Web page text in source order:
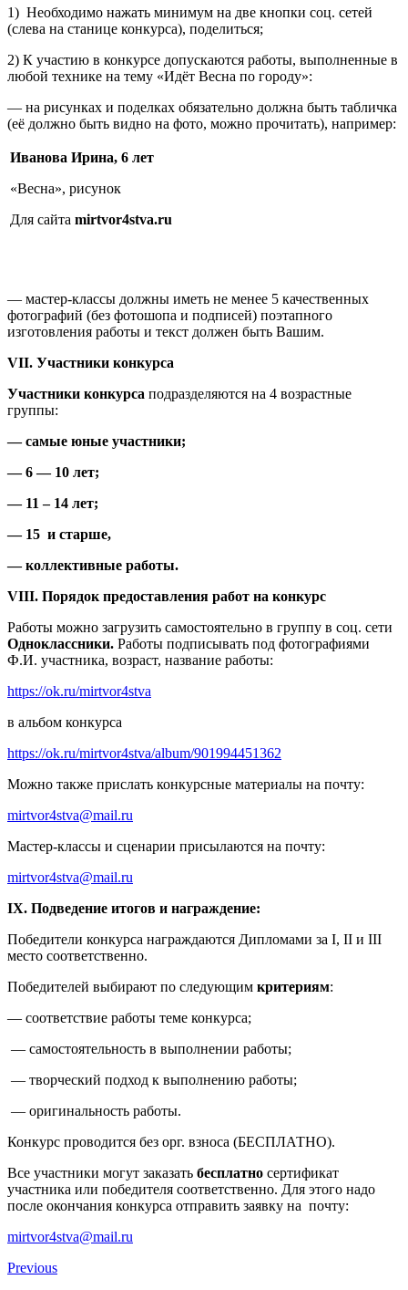
1) Необходимо нажать минимум на две кнопки соц. сетей
(слева на станице конкурса), поделиться;
2) К участию в конкурсе допускаются работы, выполненные в
любой технике на тему «Идёт Весна по городу»:
— на рисунках и поделках обязательно должна быть табличка
(её должно быть видно на фото, можно прочитать), например:
Иванова Ирина, 6 лет
«Весна», рисунок
Для сайта mirtvor4stva.ru
— мастер-классы должны иметь не менее 5 качественных
фотографий (без фотошопа и подписей) поэтапного
изготовления работы и текст должен быть Вашим.
VII. Участники конкурса
Участники конкурса подразделяются на 4 возрастные
группы:
— самые юные участники;
— 6 — 10 лет;
— 11 – 14 лет;
— 15 и старше,
— коллективные работы.
VIII. Порядок предоставления работ на конкурс
Работы можно загрузить самостоятельно в группу в соц. сети
Одноклассники. Работы подписывать под фотографиями
Ф.И. участника, возраст, название работы:
https://ok.ru/mirtvor4stva
в альбом конкурса
https://ok.ru/mirtvor4stva/album/901994451362
Можно также прислать конкурсные материалы на почту:
mirtvor4stva@mail.ru
Мастер-классы и сценарии присылаются на почту:
mirtvor4stva@mail.ru
IX. Подведение итогов и награждение:
Победители конкурса награждаются Дипломами за I, II и III
место соответственно.
Победителей выбирают по следующим критериям:
— соответствие работы теме конкурса;
— самостоятельность в выполнении работы;
— творческий подход к выполнению работы;
— оригинальность работы.
Конкурс проводится без орг. взноса (БЕСПЛАТНО).
Все участники могут заказать бесплатно сертификат
участника или победителя соответственно. Для этого надо
после окончания конкурса отправить заявку на почту:
mirtvor4stva@mail.ru
Previous